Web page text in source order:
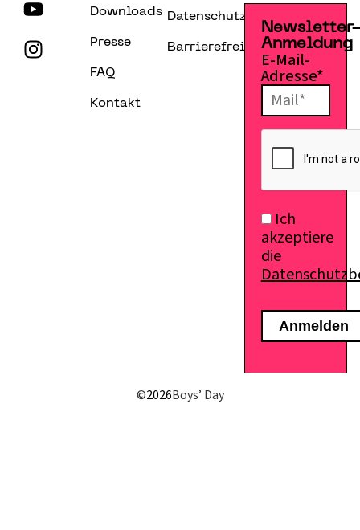
Downloads
Presse
FAQ
Kontakt
Datenschutzerklärung
Barrierefreiheitserklärung
Anmeldung
E-Mail-
Adresse*
Ich
akzeptiere
die
©2026Boys’ Day